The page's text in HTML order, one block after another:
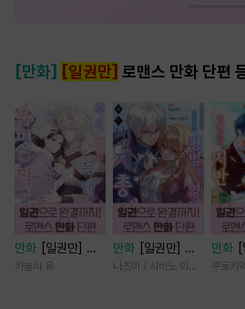
[만화] [일권만] 로맨스 만화 단편
만화
[일권만] 죽
을 뻔한 늑대가 운
카놀라 유
만화
[일권만] 모
든 것을 포기한 평
나츠미 / 시바노 이즈미
만화
게 간
쿠로카